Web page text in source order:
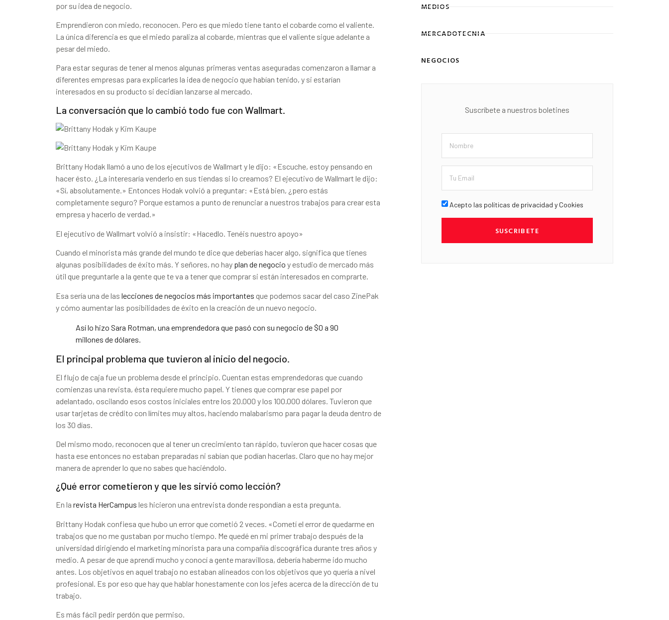
por su idea de negocio.
Emprendieron con miedo, reconocen. Pero es que miedo tiene tanto el cobarde como el valiente.
La única diferencia es que el miedo paraliza al cobarde, mientras que el valiente sigue adelante a
pesar del miedo.
Para estar seguras de tener al menos algunas primeras ventas aseguradas comenzaron a llamar a
diferentes empresas para explicarles la idea de negocio que habían tenido, y si estarían
interesados en su producto si decidían lanzarse al mercado.
La conversación que lo cambió todo fue con Wallmart.
Brittany Hodak llamó a uno de los ejecutivos de Wallmart y le dijo: «Escuche, estoy pensando en
hacer ésto. ¿La interesaría venderlo en sus tiendas si lo creamos? El ejecutivo de Wallmart le dijo:
«Sí, absolutamente.» Entonces Hodak volvió a preguntar: «Está bien, ¿pero estás
completamente seguro? Porque estamos a punto de renunciar a nuestros trabajos para crear esta
empresa y hacerlo de verdad.»
El ejecutivo de Wallmart volvió a insistir: «Hacedlo. Tenéis nuestro apoyo»
Cuando el minorista más grande del mundo te dice que deberías hacer algo, significa que tienes
algunas posibilidades de éxito más. Y señores, no hay plan de negocio y estudio de mercado más
útil que preguntarle a la gente que te va a tener que comprar si están interesados en comprarte.
Esa sería una de las lecciones de negocios más importantes que podemos sacar del caso ZinePak
y cómo aumentar las posibilidades de éxito en la creación de un nuevo negocio.
Así lo hizo Sara Rotman, una emprendedora que pasó con su negocio de $0 a 90
millones de dólares.
El principal problema que tuvieron al inicio del negocio.
El flujo de caja fue un problema desde el principio. Cuentan estas emprendedoras que cuando
comienzas una revista, ésta requiere mucho papel. Y tienes que comprar ese papel por
adelantado, oscilando esos costos iniciales entre los 20.000 y los 100.000 dólares. Tuvieron que
usar tarjetas de crédito con límites muy altos, haciendo malabarismo para pagar la deuda dentro de
los 30 días.
Del mismo modo, reconocen que al tener un crecimiento tan rápido, tuvieron que hacer cosas que
hasta ese entonces no estaban preparadas ni sabían que podían hacerlas. Claro que no hay mejor
manera de aprender lo que no sabes que haciéndolo.
¿Qué error cometieron y que les sirvió como lección?
En la revista HerCampus les hicieron una entrevista donde respondían a esta pregunta.
Brittany Hodak confiesa que hubo un error que cometió 2 veces. «Cometí el error de quedarme en
trabajos que no me gustaban por mucho tiempo. Me quedé en mi primer trabajo después de la
universidad dirigiendo el marketing minorista para una compañía discográfica durante tres años y
medio. A pesar de que aprendí mucho y conocí a gente maravillosa, debería haberme ido mucho
antes. Los objetivos en aquel trabajo no estaban alineados con los objetivos que yo quería a nivel
profesional. Es por eso que hay que hablar honestamente con los jefes acerca de la dirección de tu
trabajo.
Es más fácil pedir perdón que permiso.
MEDIOS
MERCADOTECNIA
NEGOCIOS
Suscríbete a nuestros boletines
Acepto las políticas de privacidad y Cookies
SUSCRIBETE